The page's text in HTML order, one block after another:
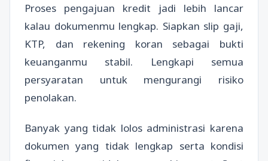
Proses pengajuan kredit jadi lebih lancar
kalau dokumenmu lengkap. Siapkan slip gaji,
KTP, dan rekening koran sebagai bukti
keuanganmu stabil. Lengkapi semua
persyaratan untuk mengurangi risiko
penolakan.
Banyak yang tidak lolos administrasi karena
dokumen yang tidak lengkap serta kondisi